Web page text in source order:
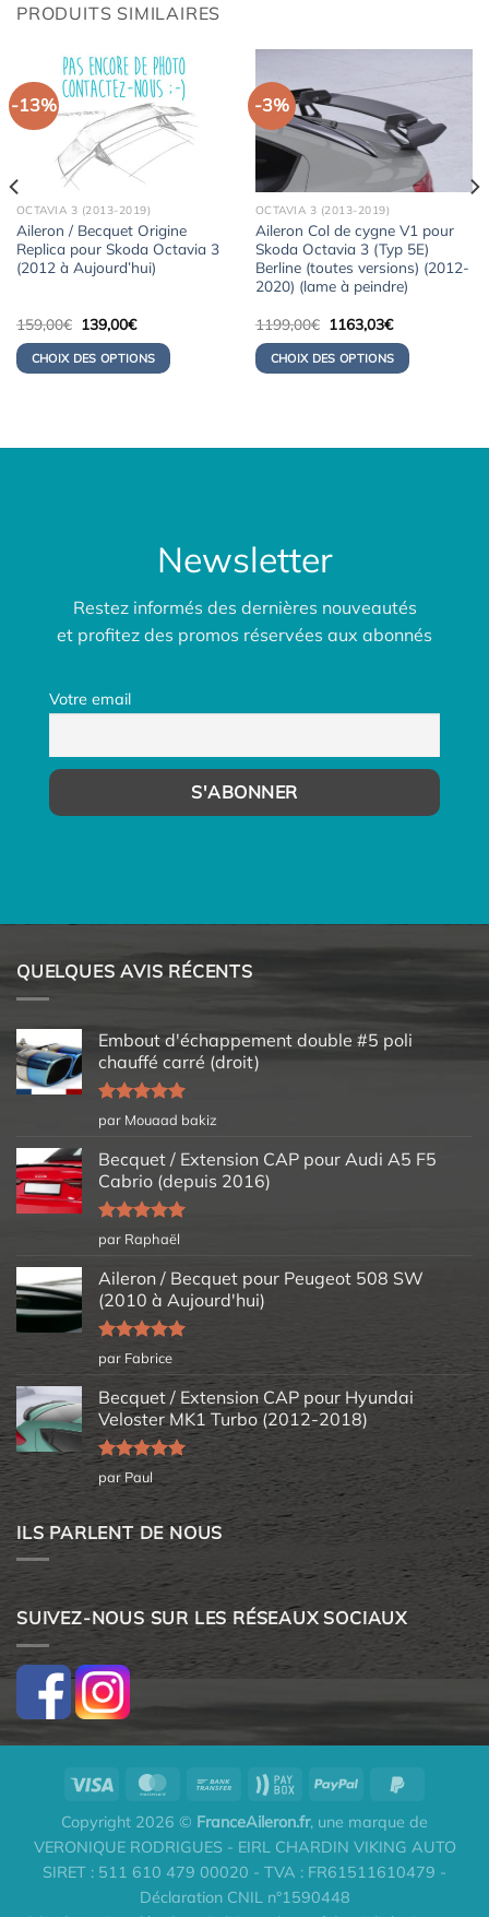
PRODUITS SIMILAIRES
-13%
OCTAVIA 3 (2013-2019)
Aileron / Becquet Origine
Replica pour Skoda Octavia 3
(2012 à Aujourd’hui)
159,00€ Le
initial
était :
159,00€.
139,00€Le
actuel
est :
139,00€.
CHOIX DES OPTIONS
-3%
OCTAVIA 3 (2013-2019)
Aileron Col de cygne V1 pour
Skoda Octavia 3 (Typ 5E)
Berline (toutes versions) (2012-
2020) (lame à peindre)
1199,00€ Le
prix
initial
était :
1199,00€.
1163,03€Le
actuel
est :
1163,03€.
CHOIX DES OPTIONS
Newsletter
Restez informés des dernières nouveautés
et profitez des promos réservées aux abonnés
Votre email
QUELQUES AVIS RÉCENTS
Embout d'échappement double #5 poli
chauffé carré (droit)
Note5sur
5
par Mouaad bakiz
Becquet / Extension CAP pour Audi A5 F5
Cabrio (depuis 2016)
Note5sur
5
par Raphaël
Aileron / Becquet pour Peugeot 508 SW
(2010 à Aujourd'hui)
Note5sur
5
par Fabrice
Becquet / Extension CAP pour Hyundai
Veloster MK1 Turbo (2012-2018)
Note5sur
5
par Paul
ILS PARLENT DE NOUS
SUIVEZ-NOUS SUR LES RÉSEAUX SOCIAUX
Copyright 2026 © FranceAileron.fr, une marque de
VERONIQUE RODRIGUES - EIRL CHARDIN VIKING AUTO
SIRET : 511 610 479 00020 - TVA : FR61511610479 -
Déclaration CNIL n°1590448